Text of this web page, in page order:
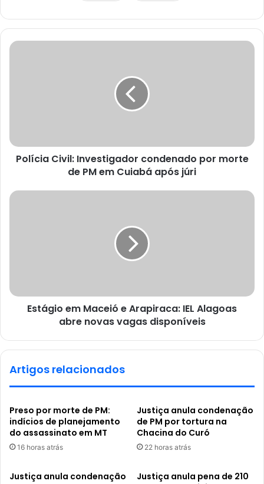
Polícia Civil: Investigador condenado por morte
de PM em Cuiabá após júri
Estágio em Maceió e Arapiraca: IEL Alagoas
abre novas vagas disponíveis
Artigos relacionados
Preso por morte de PM:
indícios de planejamento
do assassinato em MT
16 horas atrás
Justiça anula condenação
de PM por tortura na
Chacina do Curó
22 horas atrás
Justiça anula condenação
Justiça anula pena de 210